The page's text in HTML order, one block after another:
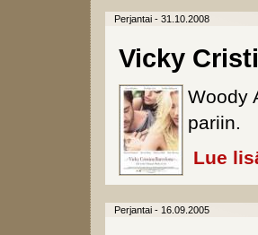
Perjantai - 31.10.2008
Vicky
Woody
pariin.
Lue
Perjantai - 16.09.2005